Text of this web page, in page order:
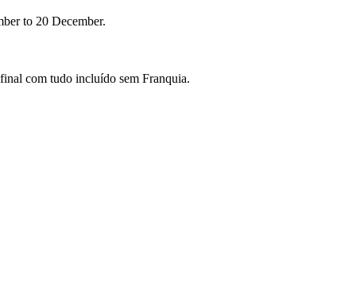
to 20 December.
com tudo incluído sem Franquia.